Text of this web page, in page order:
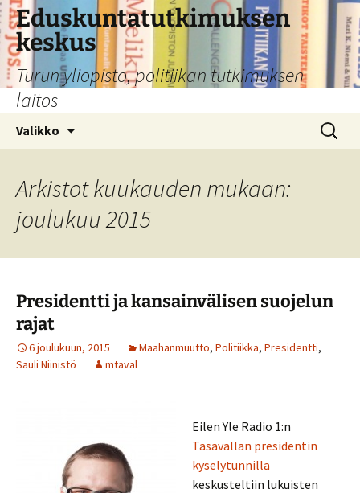
Siirry
sisältöön
Eduskuntatutkimuksen
keskus
Turun yliopisto, politiikan tutkimuksen
laitos
Valikko Haku:
Arkistot kuukauden mukaan:
joulukuu 2015
Presidentti ja kansainvälisen suojelun
rajat
6 joulukuun, 2015 Maahanmuutto, Politiikka, Presidentti,
Sauli Niinistö
mtaval
Eilen Yle Radio 1:n
Tasavallan presidentin
kyselytunnilla
keskusteltiin lukuisten